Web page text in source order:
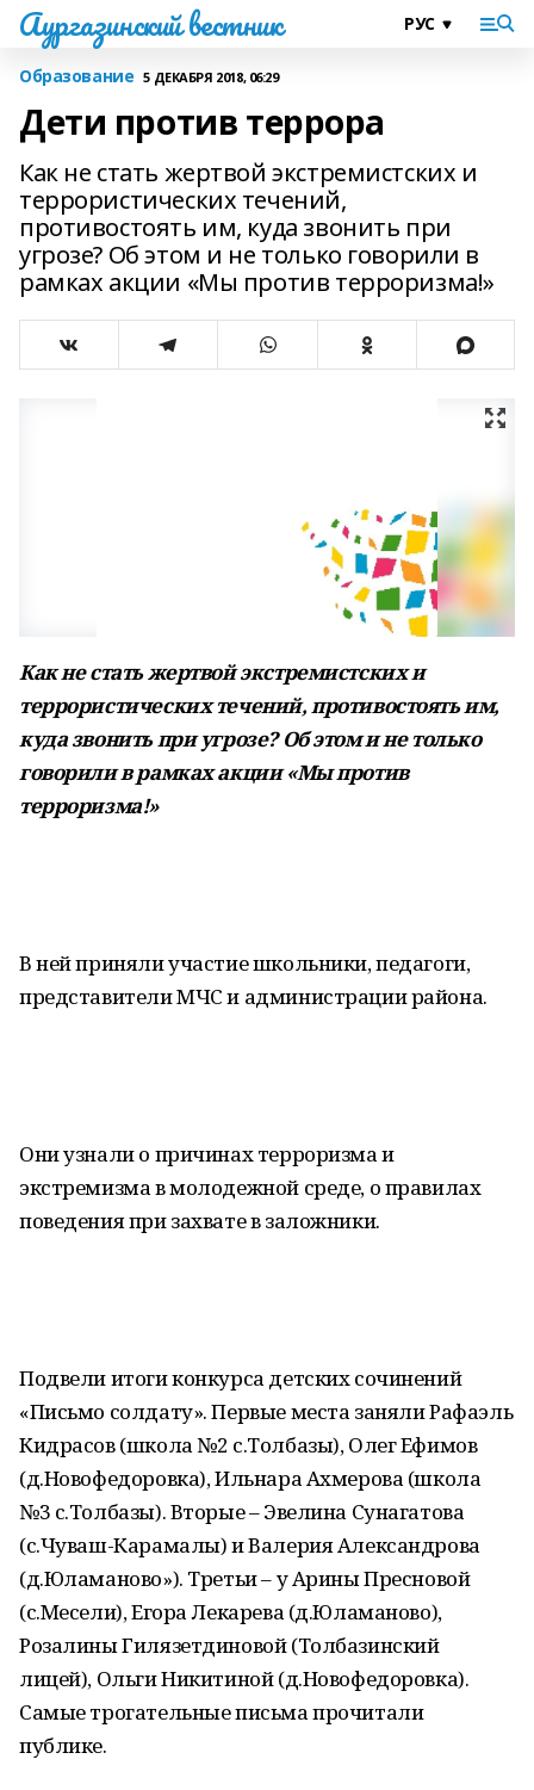
Аургазинский вестник
Образование 5 ДЕКАБРЯ 2018, 06:29
Дети против террора
Как не стать жертвой экстремистских и
террористических течений,
противостоять им, куда звонить при
угрозе? Об этом и не только говорили в
рамках акции «Мы против терроризма!»
Как не стать жертвой экстремистских и
террористических течений, противостоять им,
куда звонить при угрозе? Об этом и не только
говорили в рамках акции «Мы против
терроризма!»
В ней приняли участие школьники, педагоги,
представители МЧС и администрации района.
Они узнали о причинах терроризма и
экстремизма в молодежной среде, о правилах
поведения при захвате в заложники.
Подвели итоги конкурса детских сочинений
«Письмо солдату». Первые места заняли Рафаэль
Кидрасов (школа №2 с.Толбазы), Олег Ефимов
(д.Новофедоровка), Ильнара Ахмерова (школа
№3 с.Толбазы). Вторые – Эвелина Сунагатова
(с.Чуваш-Карамалы) и Валерия Александрова
(д.Юламаново»). Третьи – у Арины Пресновой
(с.Месели), Егора Лекарева (д.Юламаново),
Розалины Гилязетдиновой (Толбазинский
лицей), Ольги Никитиной (д.Новофедоровка).
Самые трогательные письма прочитали
публике.